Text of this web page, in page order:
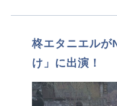
柊エタニエルが
け」に出演！